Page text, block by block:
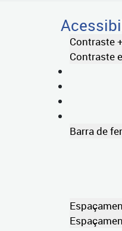
Contraste +
Contraste
Barra de